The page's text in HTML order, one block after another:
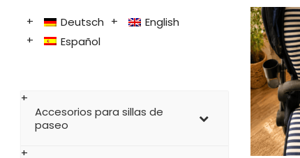
Deutsch
English
Español
Accesorios para sillas de
paseo